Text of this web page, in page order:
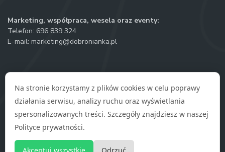
Marketing, współpraca, wesela oraz eventy:
Telefon: 696 839 324
E-mail: marketing@dobronianka.pl
Polityka prywatności
Regulamin zakupów on-line
Regulamin obiektu
Mapa obiektu
Na stronie korzystamy z plików cookies w celu poprawy
działania serwisu, analizy ruchu oraz wyświetlania
spersonalizowanych treści. Szczegóły znajdziesz w naszej
Polityce prywatności.